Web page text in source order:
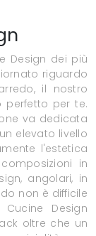
Design dei più
riguardo
il nostro
perfetto per te.
va dedicata
elevato livello
l'estetica
in
angolari, in
non è difficile
Design
oltre che un